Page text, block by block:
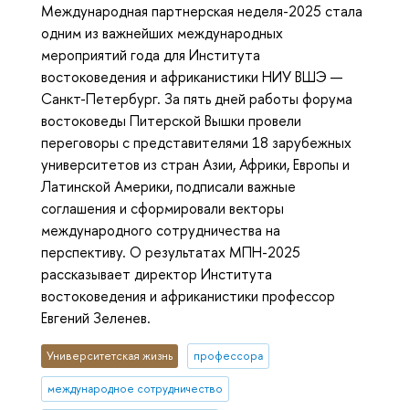
Международная партнерская неделя-2025 стала
одним из важнейших международных
мероприятий года для Института
востоковедения и африканистики НИУ ВШЭ —
Санкт-Петербург. За пять дней работы форума
востоковеды Питерской Вышки провели
переговоры с представителями 18 зарубежных
университетов из стран Азии, Африки, Европы и
Латинской Америки, подписали важные
соглашения и сформировали векторы
международного сотрудничества на
перспективу. О результатах МПН-2025
рассказывает директор Института
востоковедения и африканистики профессор
Евгений Зеленев.
Университетская жизнь профессора
международное сотрудничество